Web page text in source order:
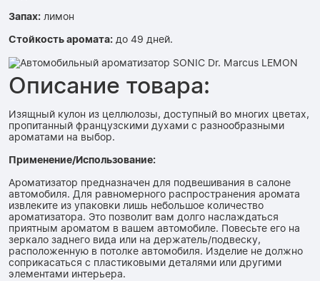
Запах: лимон
Стойкость аромата: до 49 дней.
Описание товара:
Изящный кулон из целлюлозы, доступный во многих цветах,
пропитанный французскими духами с разнообразными
ароматами на выбор.
Применение/Использование:
Ароматизатор предназначен для подвешивания в салоне
автомобиля. Для равномерного распространения аромата
извлеките из упаковки лишь небольшое количество
ароматизатора. Это позволит вам долго наслаждаться
приятным ароматом в вашем автомобиле. Повесьте его на
зеркало заднего вида или на держатель/подвеску,
расположенную в потолке автомобиля. Изделие не должно
соприкасаться с пластиковыми деталями или другими
элементами интерьера.